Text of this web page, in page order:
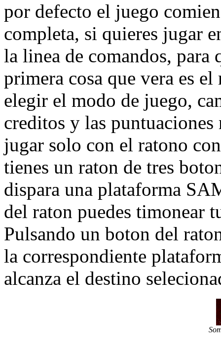
por defecto el juego
completa, si quieres jugar
la linea de comandos,
primera cosa que vera es
elegir el modo de juego,
creditos y las puntuaciones
jugar solo con el ratono
tienes un raton de tres
dispara una plataforma
del raton puedes timonear
Pulsando un boton del
la correspondiente
alcanza el destino